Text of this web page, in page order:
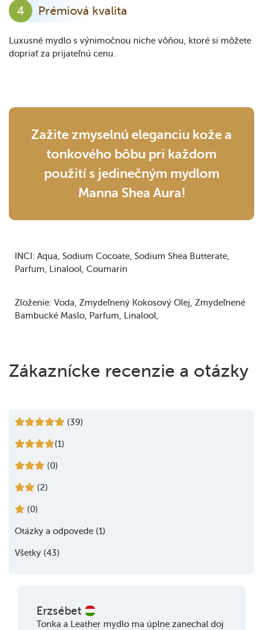
Prémiová kvalita
Luxusné mydlo s výnimočnou niche vôňou, ktoré si môžete
dopriať za prijateľnú cenu.
Zažite zmyselnú eleganciu kože a
tonkového bôbu pri každom
použití s jedinečným mydlom
Manna Shea Aura!
INCI: Aqua Sodium Cocoate Sodium Shea Butterate
Parfum
Linalool Coumarin
Zloženie: Voda Zmydeľnený Kokosový Olej Zmydeľnené
Bambucké Maslo
Parfum Linalool
Zákaznícke recenzie a otázky
(39)
(1)
(0)
(2)
(0)
Otázky a odpovede (1)
Všetky (43)
Erzsébet
Tonka a Leather mydlo ma úplne zanechal doj